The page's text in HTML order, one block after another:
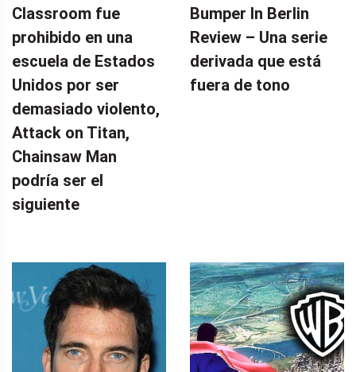
Classroom fue
prohibido en una
escuela de Estados
Unidos por ser
demasiado violento,
Attack on Titan,
Chainsaw Man
podría ser el
siguiente
Bumper In Berlin
Review – Una serie
derivada que está
fuera de tono